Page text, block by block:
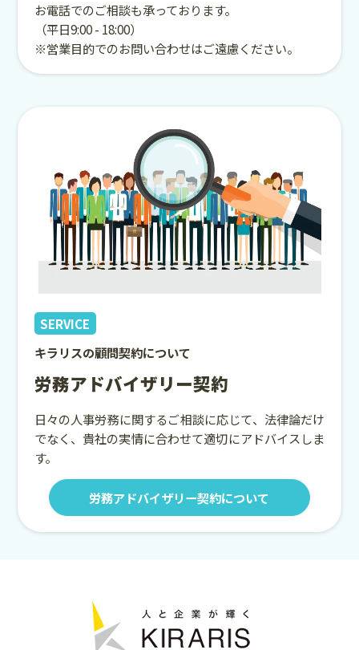
お電話でのご相談も承っております。
（平日9:00 - 18:00）
※営業目的でのお問い合わせはご遠慮ください。
SERVICE
キラリスの顧問契約について
労務アドバイザリー契約
日々の人事労務に関するご相談に応じて、法律論だけ
でなく、貴社の実情に合わせて適切にアドバイスしま
す。
労務アドバイザリー契約について